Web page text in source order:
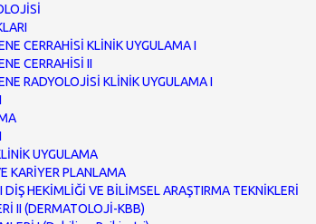
CERRAHİSİ KLİNİK UYGULAMA I
CERRAHİSİ II
RADYOLOJİSİ KLİNİK UYGULAMA I
UYGULAMA
KARİYER PLANLAMA
DİŞ HEKİMLİĞİ VE BİLİMSEL ARAŞTIRMA TEKNİKLERİ
II (DERMATOLOJİ-KBB)